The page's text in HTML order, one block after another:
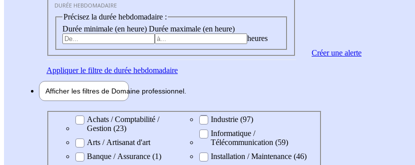
DURÉE HEBDOMADAIRE
Précisez la durée hebdomadaire :
Durée minimale (en heure) Durée maximale (en heure)
heures
Appliquerle filtre de durée hebdomadaire
Afficher les filtres de Domaine professionnel
Domaine professionel
Achats / Comptabilité /
Gestion (23)
Arts / Artisanat d'art
Banque / Assurance (1)
Industrie (97)
Informatique /
Télécommunication (59)
Installation / Maintenance (46)
Créer une alerte